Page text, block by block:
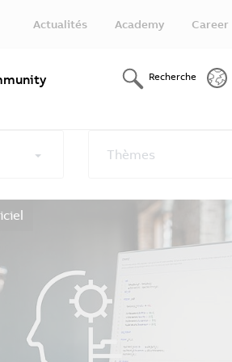
Actualités Academy Career
Recherche
Thèmes